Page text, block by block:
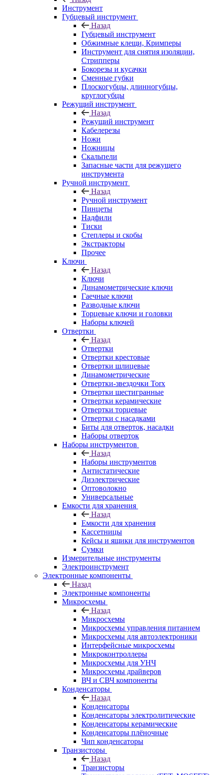
Инструмент
Губцевый инструмент
Назад
Губцевый инструмент
Обжимные клещи, Кримперы
Инструмент для снятия изоляции,
Стрипперы
Бокорезы и кусачки
Сменные губки
Плоскогубцы, длинногубцы,
круглогубцы
Режущий инструмент
Назад
Режущий инструмент
Кабелерезы
Ножи
Ножницы
Скальпели
Запасные части для режущего
инструмента
Ручной инструмент
Назад
Ручной инструмент
Пинцеты
Надфили
Тиски
Степлеры и скобы
Экстракторы
Прочее
Ключи
Назад
Ключи
Динамометрические ключи
Гаечные ключи
Разводные ключи
Торцевые ключи и головки
Наборы ключей
Отвертки
Назад
Отвертки
Отвертки крестовые
Отвертки шлицевые
Динамометрические
Отвертки-звездочки Torx
Отвертки шестигранные
Отвертки керамические
Отвертки торцевые
Отвертки с насадками
Биты для отверток, насадки
Наборы отверток
Наборы инструментов
Назад
Наборы инструментов
Антистатические
Диэлектрические
Оптоволокно
Универсальные
Емкости для хранения
Назад
Емкости для хранения
Кассетницы
Кейсы и ящики для инструментов
Сумки
Измерительные инструменты
Электроинструмент
Электронные компоненты
Назад
Электронные компоненты
Микросхемы
Назад
Микросхемы
Микросхемы управления питанием
Микросхемы для автоэлектроники
Интерфейсные микросхемы
Микроконтроллеры
Микросхемы для УНЧ
Микросхемы драйверов
ВЧ и СВЧ компоненты
Конденсаторы
Назад
Конденсаторы
Конденсаторы электролитические
Конденсаторы керамические
Конденсаторы плёночные
Чип конденсаторы
Транзисторы
Назад
Транзисторы